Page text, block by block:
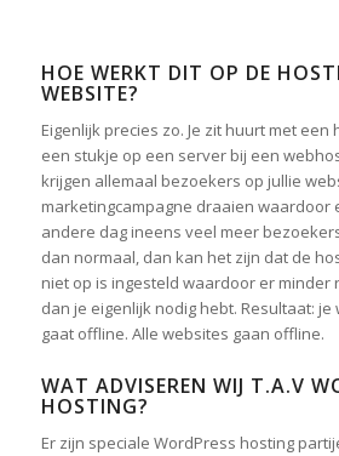
HOE WERKT DIT OP DE
WEBSITE?
Eigenlijk precies zo. Je zit huurt met
een stukje op een server bij een
krijgen allemaal bezoekers op jullie
marketingcampagne draaien waardoor
andere dag ineens veel meer
dan normaal, dan kan het zijn dat de
niet op is ingesteld waardoor er minder
dan je eigenlijk nodig hebt. Resultaat:
gaat offline. Alle websites gaan offline.
WAT ADVISEREN WIJ T.A.V
HOSTING?
Er zijn speciale WordPress hosting